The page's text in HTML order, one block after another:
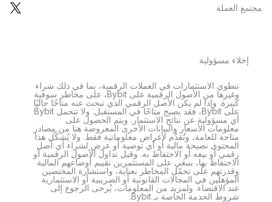
مجتمع العملة
إخلاء مسؤولية
تنطوي الاستثمارات في العملات الرقمية، بما في ذلك شراء
وغيرها من الأصول الرقمية على Bybit، على مخاطر سوقية
كبيرة. وإذا لم يكن الأصل الرقمي الذي تبحث عنه متاحًا حاليًا
على Bybit، فقد يصبح متاحًا في المستقبل. ولا تتحمل Bybit
أي مسؤولية عن نتائج الاستثمار. ويتم الحصول على
معلومات الأسعار والبيانات الأخرى المعروضة هنا من مصادر
متاحة للعامة، وتُقدَّم لأغراض معلوماتية فقط. ولا يُشكّل هذا
المحتوى نصيحة مالية أو أي توصية أو عرض لشراء أي أصل
رقمي أو بيعه أو الاحتفاظ به. وقبل تداول الأصول الرقمية أو
الاحتفاظ بها، ينبغي على المستثمرين تقييم أوضاعهم المالية
وقدرتهم على تحمّل المخاطر بعناية، واستشارة المختصين
المؤهلين في المجالات القانونية أو الضريبية أو الاستثمارية
عند الاقتضاء. ولمزيد من المعلومات، يُرجى الرجوع إلى
شروط الخدمة الخاصة بـ Bybit.